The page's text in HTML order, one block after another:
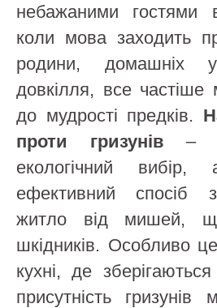
небажаними гостями
коли мова заходить
родини, домашніх
довкілля, все частіше
до мудрості предків.
проти гризунів –
екологічний
ефективний спосіб
житло від мишей,
шкідників. Особливо
кухні, де
присутність гризунів